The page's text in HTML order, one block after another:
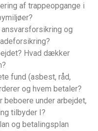
af trappeopgange i
ansvarsforsikring og
Hvad dækker
fund (asbest, råd,
og hvem betaler?
beboere under arbejdet,
tilbyder I?
og betalingsplan